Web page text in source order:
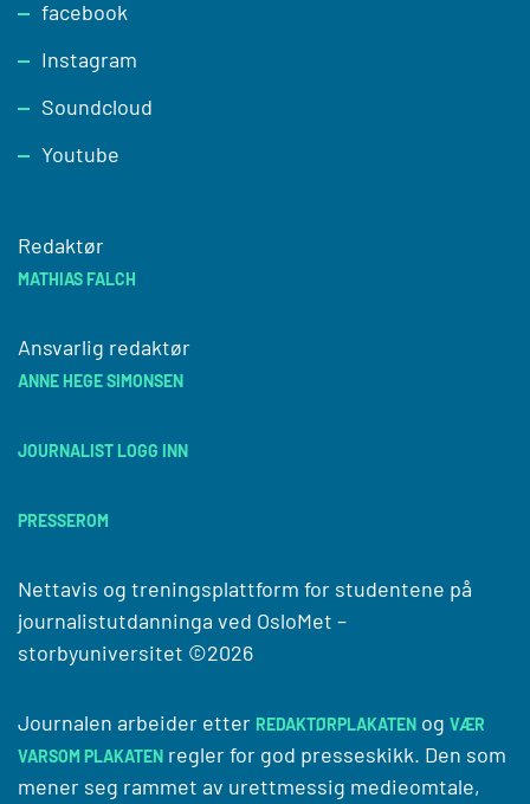
facebook
Instagram
Soundcloud
Youtube
Redaktør
MATHIAS FALCH
Ansvarlig redaktør
ANNE HEGE SIMONSEN
JOURNALIST LOGG INN
PRESSEROM
Nettavis og treningsplattform for studentene på
journalistutdanninga ved OsloMet –
storbyuniversitet ©2026
Journalen arbeider etter REDAKTØRPLAKATEN og VÆR
VARSOM PLAKATEN regler for god presseskikk. Den som
mener seg rammet av urettmessig medieomtale,